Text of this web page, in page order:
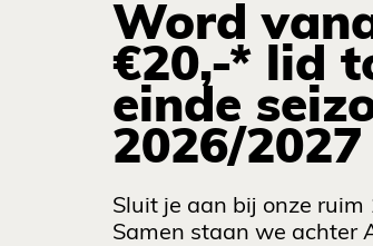
Word
€20,-* lid
einde
2026/2027
Sluit je aan bij onze ruim
Samen staan we achter